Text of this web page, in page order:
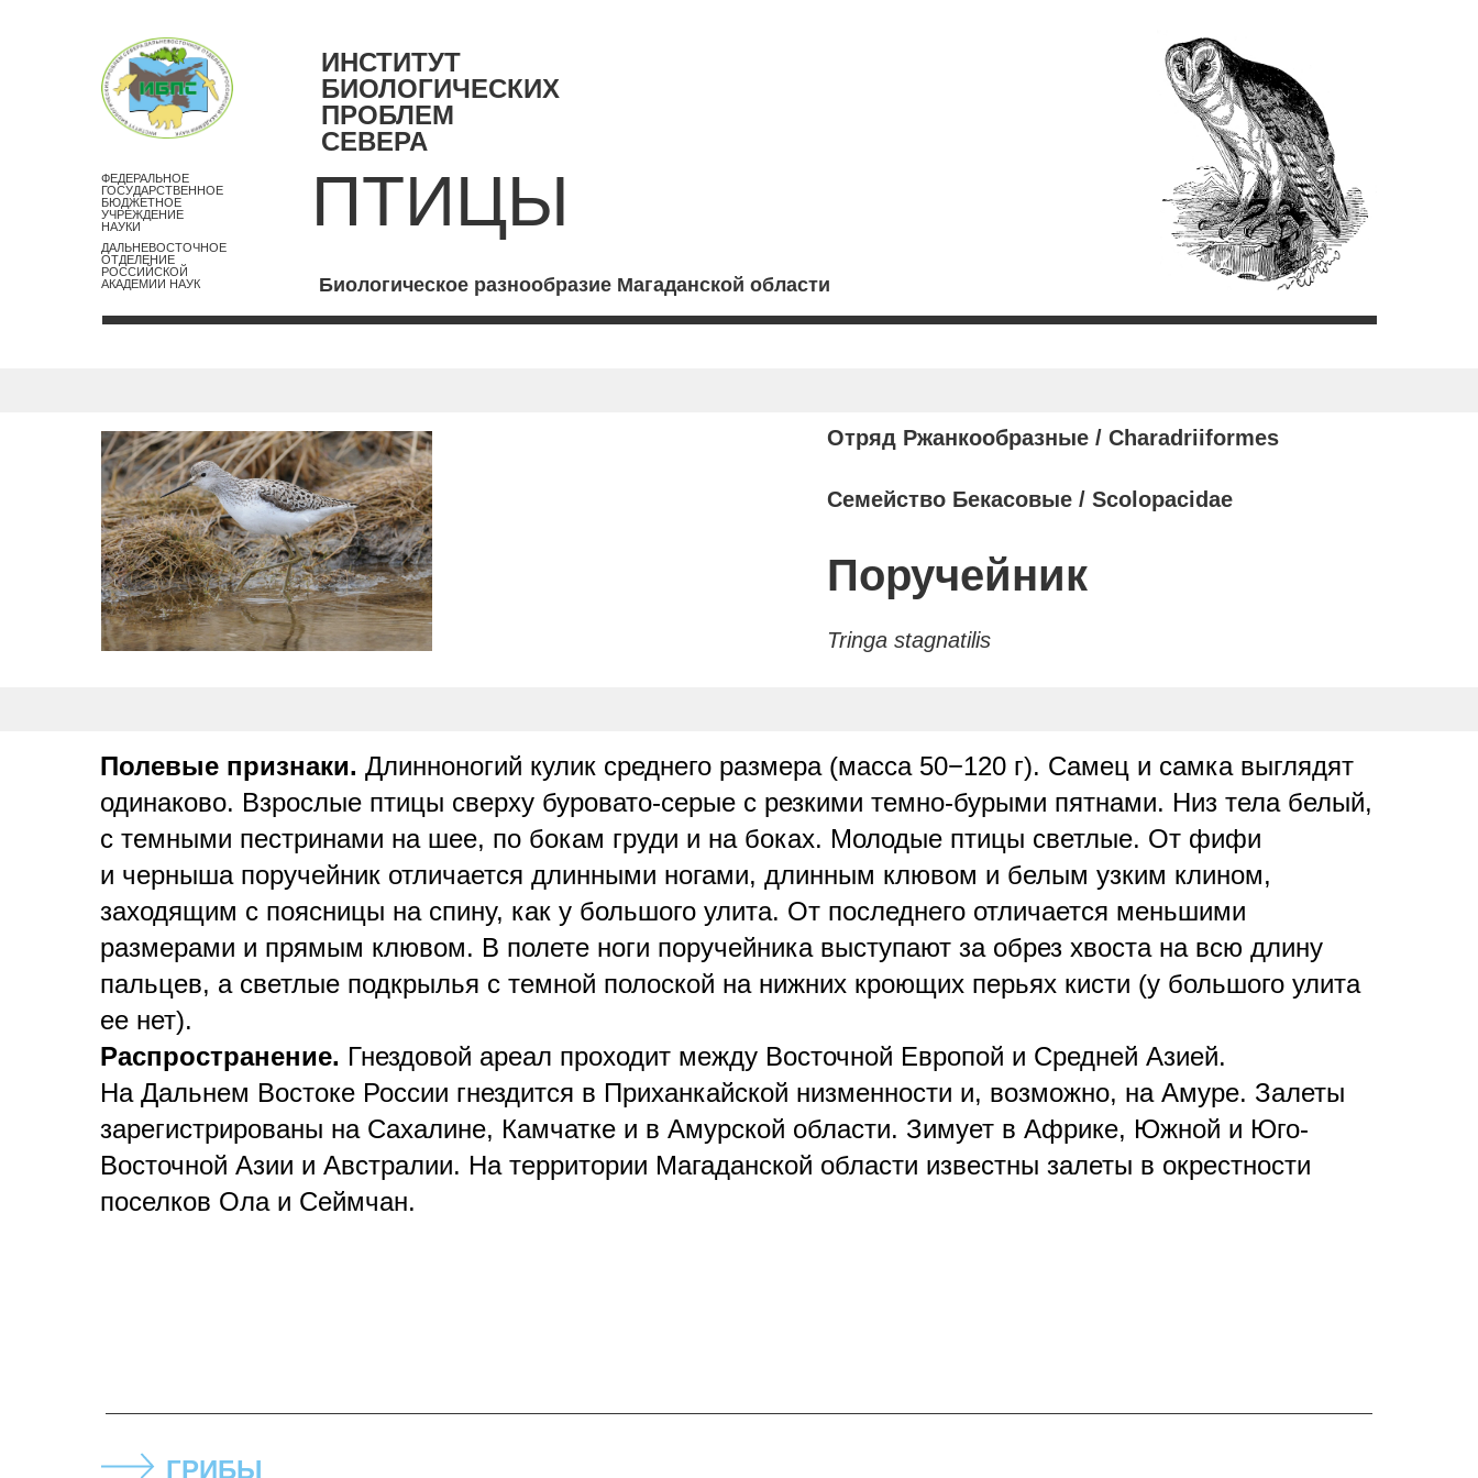
ИНСТИТУТ
БИОЛОГИЧЕСКИХ
ПРОБЛЕМ
СЕВЕРА
ФЕДЕРАЛЬНОЕ
ГОСУДАРСТВЕННОЕ
БЮДЖЕТНОЕ
УЧРЕЖДЕНИЕ
НАУКИ
ДАЛЬНЕВОСТОЧНОЕ
ОТДЕЛЕНИЕ
РОССИЙСКОЙ
АКАДЕМИИ НАУК
ПТИЦЫ
Биологическое разнообразие Магаданской области
Поручейник
Tringa stagnatilis
Семейство Бекасовые / Scolopacidae
Отряд Ржанкообразные / Charadriiformes
Полевые признаки. Длинноногий кулик среднего размера (масса 50−120 г). Самец и самка выглядят
одинаково. Взрослые птицы сверху буровато-серые с резкими темно-бурыми пятнами. Низ тела белый,
с темными пестринами на шее, по бокам груди и на боках. Молодые птицы светлые. От фифи
и черныша поручейник отличается длинными ногами, длинным клювом и белым узким клином,
заходящим с поясницы на спину, как у большого улита. От последнего отличается меньшими
размерами и прямым клювом. В полете ноги поручейника выступают за обрез хвоста на всю длину
пальцев, а светлые подкрылья с темной полоской на нижних кроющих перьях кисти (у большого улита
ее нет).
Распространение. Гнездовой ареал проходит между Восточной Европой и Средней Азией.
На Дальнем Востоке России гнездится в Приханкайской низменности и, возможно, на Амуре. Залеты
зарегистрированы на Сахалине, Камчатке и в Амурской области. Зимует в Африке, Южной и Юго-
Восточной Азии и Австралии. На территории Магаданской области известны залеты в окрестности
поселков Ола и Сеймчан.
ГРИБЫ